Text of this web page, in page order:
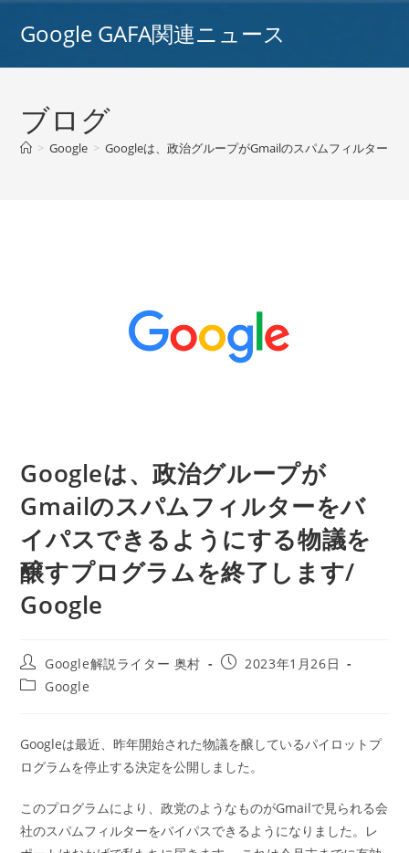
Google GAFA関連ニュース
ブログ
> Google > Googleは、政治グループがGmailのスパムフィルター
Googleは、政治グループが
Gmailのスパムフィルターをバ
イパスできるようにする物議を
醸すプログラムを終了します/
Google
投
稿
者:
Google解説ライター 奥村
投
2023年1月26日
投
テ
ゴ
リ
Google
Googleは最近、昨年開始された物議を醸しているパイロットプ
ログラムを停止する決定を公開しました。
このプログラムにより、政党のようなものがGmailで見られる会
社のスパムフィルターをバイパスできるようになりました。レ